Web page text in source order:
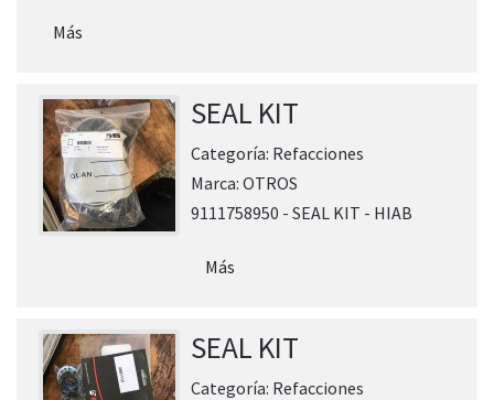
Más
SEAL KIT
Categoría: Refacciones
Marca: OTROS
9111758950 - SEAL KIT - HIAB
Más
SEAL KIT
Categoría: Refacciones